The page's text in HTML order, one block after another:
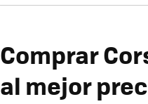
Comprar
al mejor